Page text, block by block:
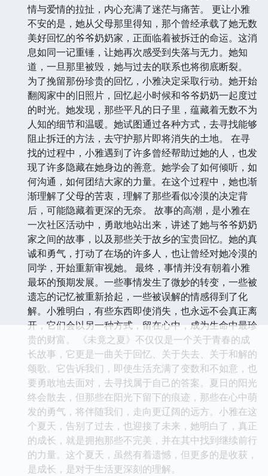
情与爱情的拉扯，内心充满了迷茫与痛苦。 更让小雅
不安的是，她从父母那里得知，那个曾经承载了她无数
美好回忆的爷爷奶奶家，正面临着被拆迁的命运。这消
息如同一记重锤，让她再次感受到失落与无力。她知
道，一旦那里被毁，她与过去的联系也将彻底断裂。
为了挽留那份珍贵的回忆，小雅决定采取行动。她开始
翻阅家中的旧照片，回忆起小时候和爷爷奶奶一起度过
的时光。她发现，那些平凡的日子里，蕴藏着无数不为
人知的细节和温暖。她试图通过各种方式，去寻找能够
阻止拆迁的方法，去守护那片即将消失的土地。 在寻
找的过程中，小雅遇到了许多曾经帮助过她的人，也发
现了许多隐藏在她身边的善意。她学会了如何倾听，如
何沟通，如何团结大家的力量。在这个过程中，她也渐
渐理解了父母的苦衷，理解了那些看似冷漠的决定背
后，可能隐藏着更深的无奈。 故事的高潮，是小雅在
一次社区活动中，勇敢地站出来，讲述了她与爷爷奶奶
家之间的故事，以及那些关于故乡的宝贵回忆。她的真
诚和勇气，打动了在场的许多人，也让曾经对她冷漠的
同学，开始重新审视她。 最终，事情并没有朝着小雅
最坏的预期发展。一些事情发生了微妙的转变，一些被
遗忘的记忆被重新拾起，一些被误解的情感得到了化
解。小雅明白，有些东西即使消失，也永远不会真正离
开，它们会以另一种方式，留在心中，成为生命中最珍
贵的财富。 《未竟之夏》不仅仅是一个关于青春的成
长故事，它更是一曲关于回忆、关于失去、关于和解的
颂歌。它告诉我们，即使生活充满了变数和不如意，也
要勇敢地去面对，去寻找属于自己的答案。夏日的阳光
终会散去，但那些在阳光下留下的痕迹，那些在心中萌
发的勇气，将伴随我们，走向更辽阔的远方。小雅在这
个夏天，告别了过去，也迎接了未来，她明白了，真正
的成长，就是拥抱那些不完美，并在其中找到继续前行
的力量。这个夏天，虽然有着遗憾，但更多的是收获，
是成长，是对于生活更深刻的理解。